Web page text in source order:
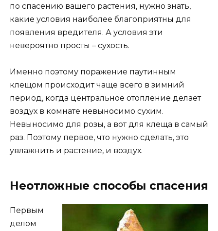
по спасению вашего растения, нужно знать,
какие условия наиболее благоприятны для
появления вредителя. А условия эти
невероятно просты – сухость.
Именно поэтому поражение паутинным
клещом происходит чаще всего в зимний
период, когда центральное отопление делает
воздух в комнате невыносимо сухим.
Невыносимо для розы, а вот для клеща в самый
раз. Поэтому первое, что нужно сделать, это
увлажнить и растение, и воздух.
Неотложные способы спасения
Первым
делом